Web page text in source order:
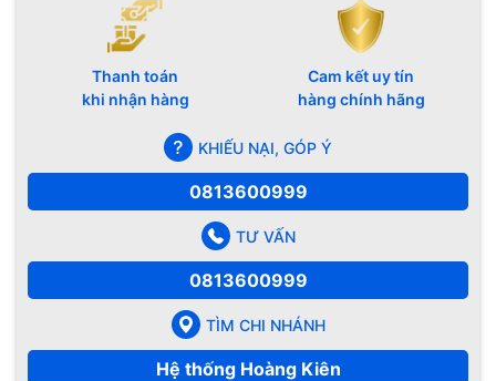
Thanh toán
khi nhận hàng
Cam kết uy tín
hàng chính hãng
KHIẾU NẠI, GÓP Ý
0813600999
TƯ VẤN
0813600999
TÌM CHI NHÁNH
Hệ thống Hoàng Kiên